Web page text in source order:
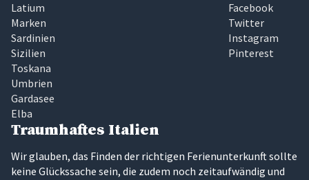
Latium
Marken
Sardinien
Sizilien
Toskana
Umbrien
Gardasee
Elba
Facebook
Twitter
Instagram
Pinterest
Traumhaftes Italien
Wir glauben, das Finden der richtigen Ferienunterkunft sollte
keine Glückssache sein, die zudem noch zeitaufwändig und